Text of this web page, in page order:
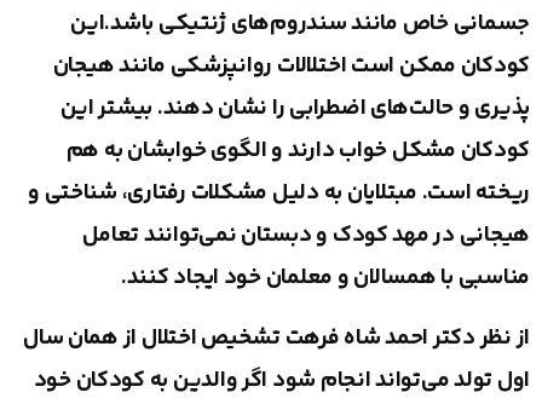
جسمانی خاص مانند سندروم‌های ژنتیکی باشد.این
کودکان ممکن است اختلالات روانپزشکی مانند هیجان
پذیری و حالت‌های اضطرابی را نشان دهند. بيشتر اين
كودكان مشکل خواب دارند و الگوی خوابشان به هم
ریخته است. مبتلایان به دلیل مشکلات رفتاری، شناختی و
هیجانی در مهد کودک و دبستان نمی‌توانند تعامل
مناسبی با همسالان و معلمان خود ایجاد کنند.
از نظر دکتر احمد شاه فرهت تشخیص اختلال از همان سال
اول تولد می‌تواند انجام شود اگر والدین به کودکان خود